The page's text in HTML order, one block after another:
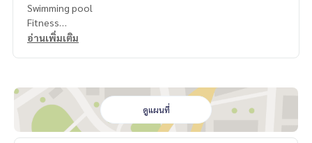
Swimming pool
Fitness
Co-working area
อ่านเพิ่มเติม
ดูแผนที่